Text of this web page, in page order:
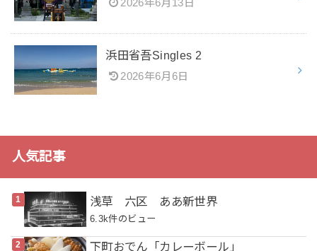
2026年6月13日
浜田省吾Singles 2
2026年6月6日
人気記事
浅草 六区 ああ新世界
6.3k件のビュー
下町おでん「カレーボール」